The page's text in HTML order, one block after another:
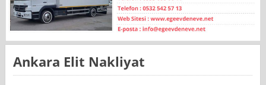
Ankara Elit Nakliyat